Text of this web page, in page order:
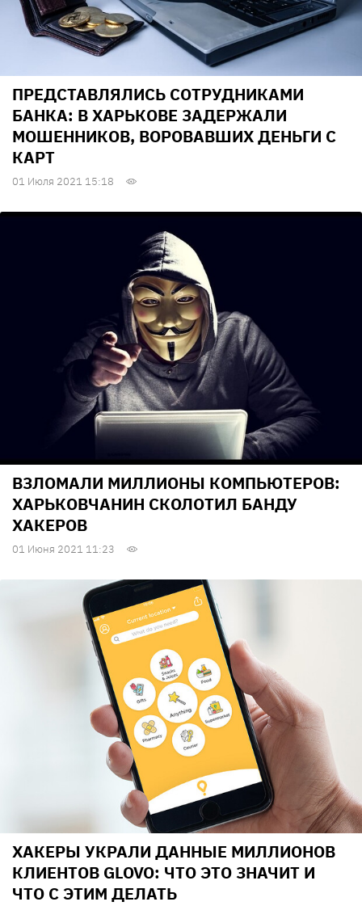
ПРЕДСТАВЛЯЛИСЬ СОТРУДНИКАМИ
БАНКА: В ХАРЬКОВЕ ЗАДЕРЖАЛИ
МОШЕННИКОВ, ВОРОВАВШИХ ДЕНЬГИ С
КАРТ
01 Июля 2021 15:18
ВЗЛОМАЛИ МИЛЛИОНЫ КОМПЬЮТЕРОВ:
ХАРЬКОВЧАНИН СКОЛОТИЛ БАНДУ
ХАКЕРОВ
01 Июня 2021 11:23
ХАКЕРЫ УКРАЛИ ДАННЫЕ МИЛЛИОНОВ
КЛИЕНТОВ GLOVO: ЧТО ЭТО ЗНАЧИТ И
ЧТО С ЭТИМ ДЕЛАТЬ